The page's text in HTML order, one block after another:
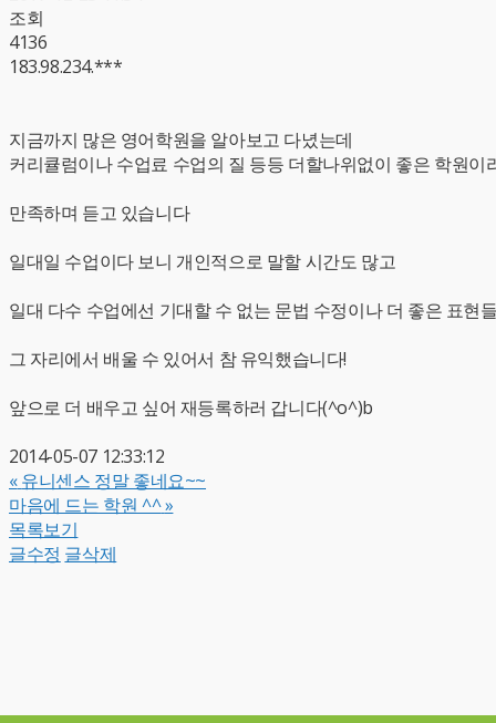
조회
4136
183.98.234.***
지금까지 많은 영어학원을 알아보고 다녔는데
커리큘럼이나 수업료 수업의 질 등등 더할나위없이 좋은 학원이
만족하며 듣고 있습니다
일대일 수업이다 보니 개인적으로 말할 시간도 많고
일대 다수 수업에선 기대할 수 없는 문법 수정이나 더 좋은 표현
그 자리에서 배울 수 있어서 참 유익했습니다!
앞으로 더 배우고 싶어 재등록하러 갑니다(^o^)b
2014-05-07 12:33:12
«유니센스 정말 좋네요~~
마음에 드는 학원 ^^»
목록보기
글수정 글삭제